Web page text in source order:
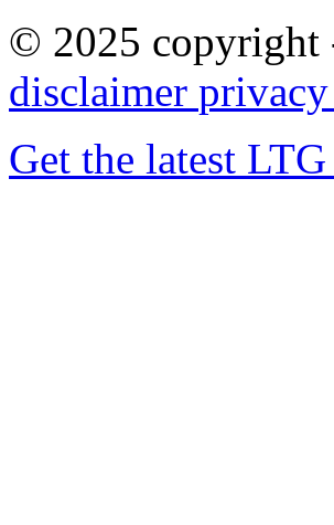
© 2025 copyright
disclaimer
Get the latest